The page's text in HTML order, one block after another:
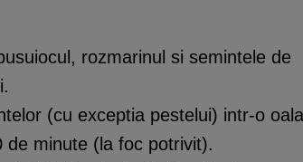
rozmarinul si semintele de
(cu exceptia pestelui) intr-o oala
minute (la foc potrivit).